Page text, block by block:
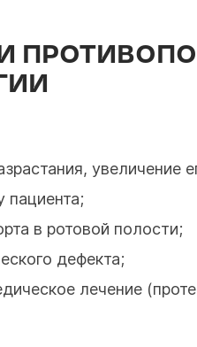
увеличение
в ротовой полости;
дефекта;
лечение